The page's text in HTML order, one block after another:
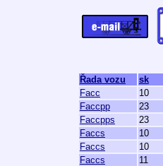
Řada vozu
sk
Facc
10
Faccpp
23
Faccpps
23
Faccs
10
Faccs
10
Faccs
11